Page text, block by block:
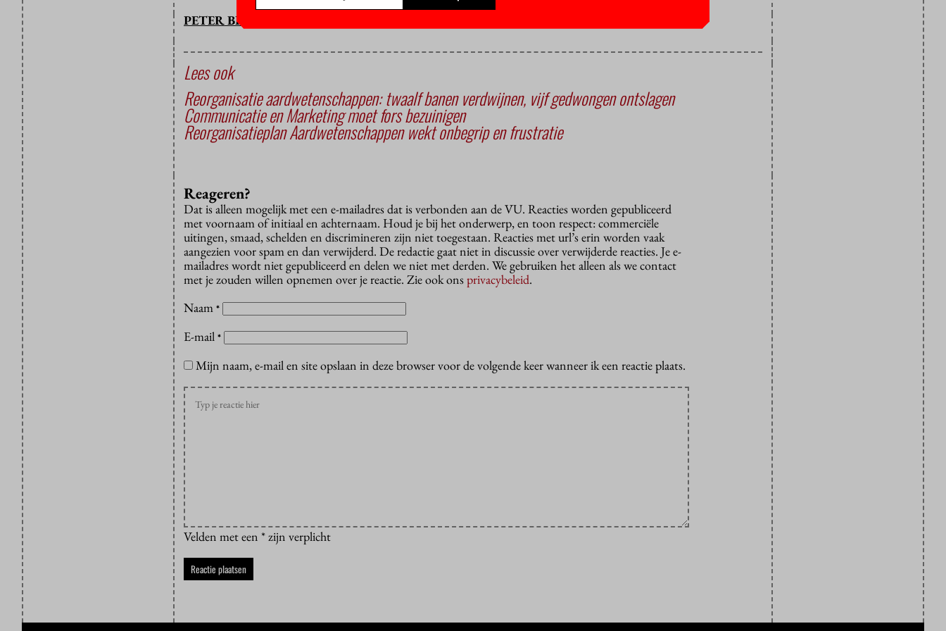
PETER BREEDVELD
Lees ook
Reorganisatie aardwetenschappen: twaalf banen verdwijnen, vijf gedwongen ontslagen
Communicatie en Marketing moet fors bezuinigen
Reorganisatieplan Aardwetenschappen wekt onbegrip en frustratie
Reageren?
Dat is alleen mogelijk met een e-mailadres dat is verbonden aan de VU. Reacties worden gepubliceerd
met voornaam of initiaal en achternaam. Houd je bij het onderwerp, en toon respect: commerciële
uitingen, smaad, schelden en discrimineren zijn niet toegestaan. Reacties met url’s erin worden vaak
aangezien voor spam en dan verwijderd. De redactie gaat niet in discussie over verwijderde reacties. Je e-
mailadres wordt niet gepubliceerd en delen we niet met derden. We gebruiken het alleen als we contact
met je zouden willen opnemen over je reactie. Zie ook onsprivacybeleid.
Naam *
E-mail *
Mijn naam, e-mail en site opslaan in deze browser voor de volgende keer wanneer ik een reactie plaats.
Velden met een * zijn verplicht